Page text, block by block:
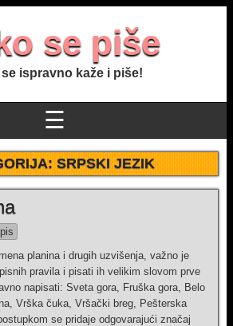
se piše
se ispravno kaže i piše!
☰
SRPSKI JEZIK
planina i drugih uzvišenja, važno je
pravila i pisati ih velikim slovom prve
napisati: Sveta gora, Fruška gora, Belo
Vrška čuka, Vršački breg, Pešterska
se pridaje odgovarajući značaj